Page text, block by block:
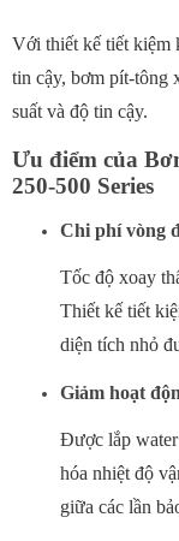
Với thiết kế tiết kiệm
tin cậy, bơm pít-tông
suất và độ tin cậy.
Ưu điểm của
250-500 Series
Chi phí vòng
Tốc độ xoay
Thiết kế tiết
diện tích nhỏ
Giảm hoạt
Được lắp
hóa nhiệt độ
giữa các lần